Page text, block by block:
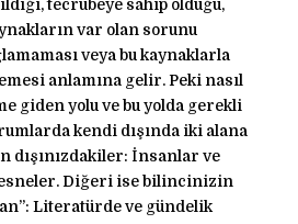
tecrübeye sahip olduğu,
var olan sorunu
veya bu kaynaklarla
anlamına gelir. Peki nasıl
giden yolu ve bu yolda gerekli
kendi dışında iki alana
İnsanlar ve
Diğeri ise bilincinizin
Literatürde ve gündelik